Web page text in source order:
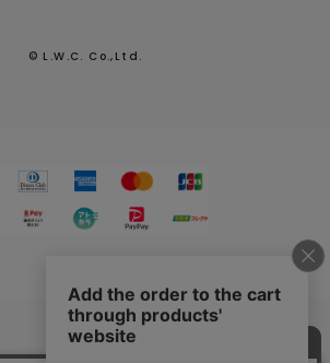
© L.W.C. Co.,Ltd.